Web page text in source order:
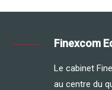
Finexcom
Le cabinet
au centre du